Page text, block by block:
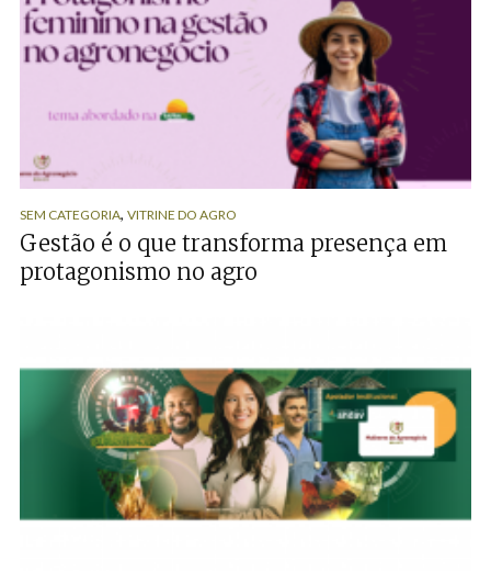
SEM CATEGORIA, VITRINE DO AGRO
Gestão é o que transforma presença em
protagonismo no agro